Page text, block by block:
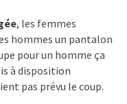
, les femmes
hommes un pantalon
pour un homme ça
à disposition
pas prévu le coup.